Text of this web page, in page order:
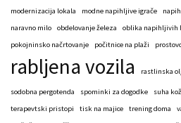
modernizacija lokala modne napihljive igrače
naravno milo
obdelovanje železa oblika napihljivih
pokojninsko načrtovanje
počitnice na plaži
rabljena vozila rastlinska
sodobna pergotenda spominki za dogodke suha
terapevtski pristopi
tisk na majice trening doma